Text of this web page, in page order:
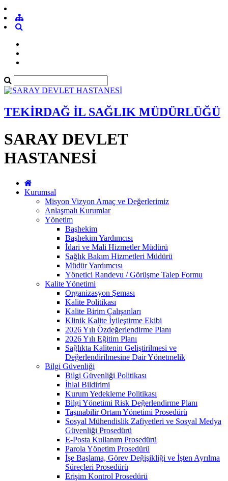
TEKİRDAĞ İL SAĞLIK MÜDÜRLÜĞÜ
SARAY DEVLET
HASTANESİ
Kurumsal
Misyon Vizyon Amaç ve Değerlerimiz
Anlaşmalı Kurumlar
Yönetim
Başhekim
Başhekim Yardımcısı
İdari ve Mali Hizmetler Müdürü
Sağlık Bakım Hizmetleri Müdürü
Müdür Yardımcısı
Yönetici Randevu / Görüşme Talep Formu
Kalite Yönetimi
Organizasyon Şeması
Kalite Politikası
Kalite Birim Çalışanları
Klinik Kalite İyileştirme Ekibi
2026 Yılı Özdeğerlendirme Planı
2026 Yılı Eğitim Planı
Sağlıkta Kalitenin Geliştirilmesi ve
Değerlendirilmesine Dair Yönetmelik
Bilgi Güvenliği
Bilgi Güvenliği Politikası
İhlal Bildirimi
Kurum Yedekleme Politikası
Bilgi Yönetimi Risk Değerlendirme Planı
Taşınabilir Ortam Yönetimi Prosedürü
Sosyal Mühendislik Zafiyetleri ve Sosyal Medya
Güvenliği Prosedürü
E-Posta Kullanım Prosedürü
Parola Yönetim Prosedürü
İşe Başlama, Görev Değişikliği ve İşten Ayrılma
Süreçleri Prosedürü
Erişim Kontrol Prosedürü